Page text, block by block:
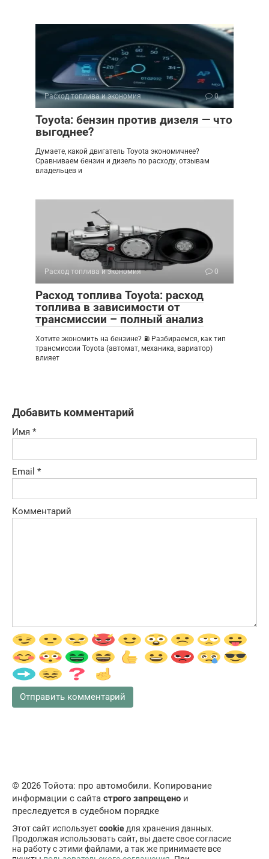
Расход топлива и экономия 0
Toyota: бензин против дизеля — что
выгоднее?
Думаете, какой двигатель Toyota экономичнее?
Сравниваем бензин и дизель по расходу, отзывам
владельцев и
Расход топлива и экономия 0
Расход топлива Toyota: расход
топлива в зависимости от
трансмиссии – полный анализ
Хотите экономить на бензине? ⛽ Разбираемся, как тип
трансмиссии Toyota (автомат, механика, вариатор)
влияет
Добавить комментарий
Имя *
Email *
Комментарий
© 2026 Тойота: про автомобили. Копирование
информации с сайта строго запрещено и
преследуется в судебном порядке
Этот сайт используетcookieдля хранения данных.
Продолжая использовать сайт, вы даете свое согласие
на работу с этими файлами, а так же принимаете все